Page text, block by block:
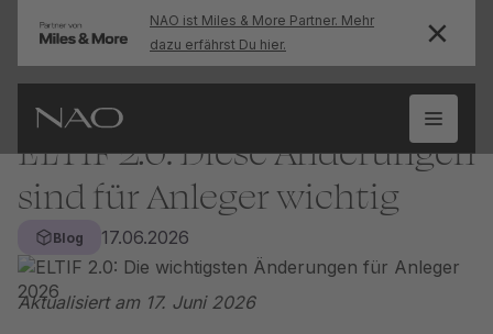
NAO ist Miles & More Partner. Mehr
dazu erfährst Du hier.
ELTIF 2.0: Diese Änderungen
sind für Anleger wichtig
Blog 17.06.2026
Aktualisiert am 17. Juni 2026